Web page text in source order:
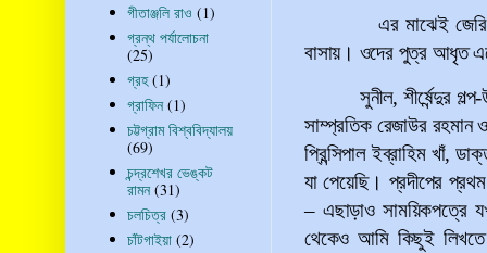
এর মাঝেই
বাসায়। ওদের পুত্র আধৃত
সুনীল, শীর্ষেন্দুর
সাম্প্রতিক রেজাউর
প্রিন্সিপাল ইব্রাহিম খাঁ,
যা পেয়েছি। প্রদীপের
–এছাড়াও সাময়িকপত্রে
থেকেও আমি কিছুই
গীতাঞ্জলি রাও (1)
গ্রন্থ পর্যালোচনা
(25)
গ্রহ (1)
গ্রাফিন (1)
চট্টগ্রাম বিশ্ববিদ্যালয়
(69)
চন্দ্রশেখর ভেঙ্কট
রামন (31)
চলচিত্র (3)
চাঁটগাইয়া (2)